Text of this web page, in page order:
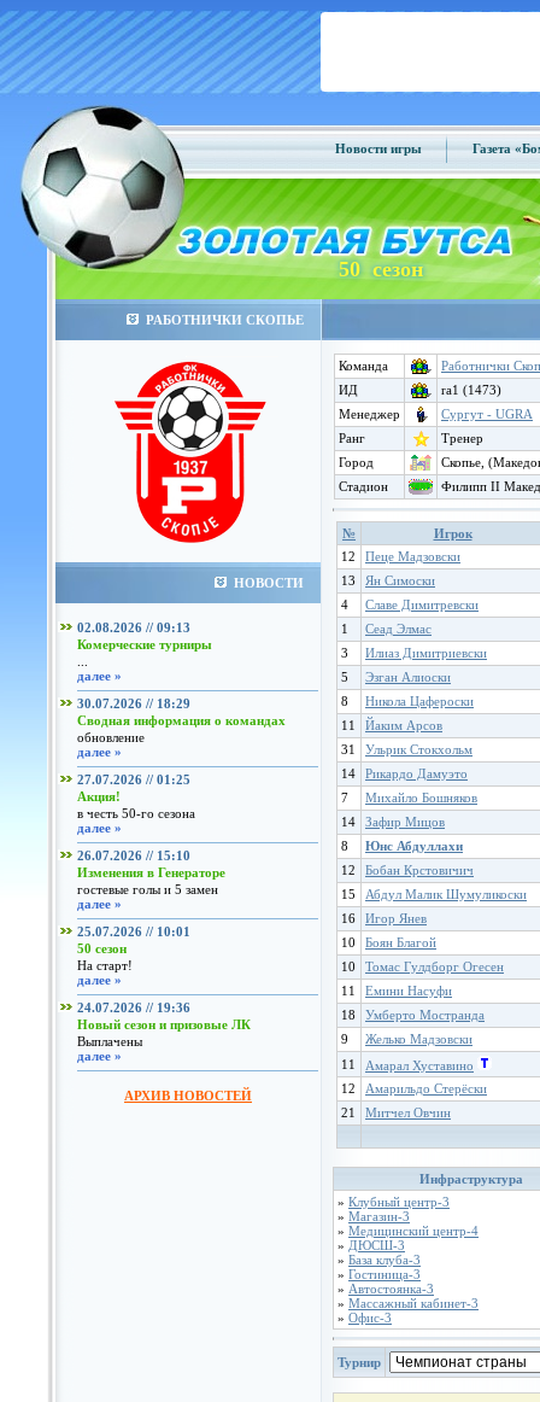
Новости игры Газета
50 сезон
РАБОТНИЧКИ СКОПЬЕ
НОВОСТИ
02.08.2026 // 09:13
Комерческие турниры
далее »
30.07.2026 // 18:29
Сводная информация о командах
обновление
далее »
27.07.2026 // 01:25
Акция!
в честь 50-го сезона
далее »
26.07.2026 // 15:10
Изменения в Генераторе
гостевые голы и 5 замен
далее »
25.07.2026 // 10:01
50 сезон
На старт!
далее »
24.07.2026 // 19:36
Новый сезон и призовые ЛК
Выплачены
далее »
АРХИВ НОВОСТЕЙ
Команда
Работнички
ИД
ra1 (1473)
Менеджер
Сургут - UGRA
Ранг
Тренер
Город
Скопье,
Стадион
Филипп II
№
Игрок
12
Пеце Мадзовски
13
Ян Симоски
4
Славе Димитревски
1
Сеад Элмас
3
Илиаз Димитриевски
5
Эзган Алиоски
8
Никола Цафероски
11
Йаким Арсов
31
Ульрик Стокхольм
14
Рикардо Дамуэто
7
Михайло Бошняков
14
Зафир Мицов
8
Юнс Абдуллахи
12
Бобан Крстовичич
15
Абдул Малик Шумуликоски
16
Игор Янев
10
Боян Благой
10
Томас Гулдборг Огесен
11
Емини Насуфи
18
Умберто Мостранда
9
Желько Мадзовски
11
Амарал Хуставино
12
Амарильдо Стерёски
21
Митчел Овчин
Инфраструктура
» Клубный центр-3
» Магазин-3
» Медицинский центр-4
» ДЮСШ-3
» База клуба-3
» Гостиница-3
» Автостоянка-3
» Массажный кабинет-3
» Офис-3
Турнир